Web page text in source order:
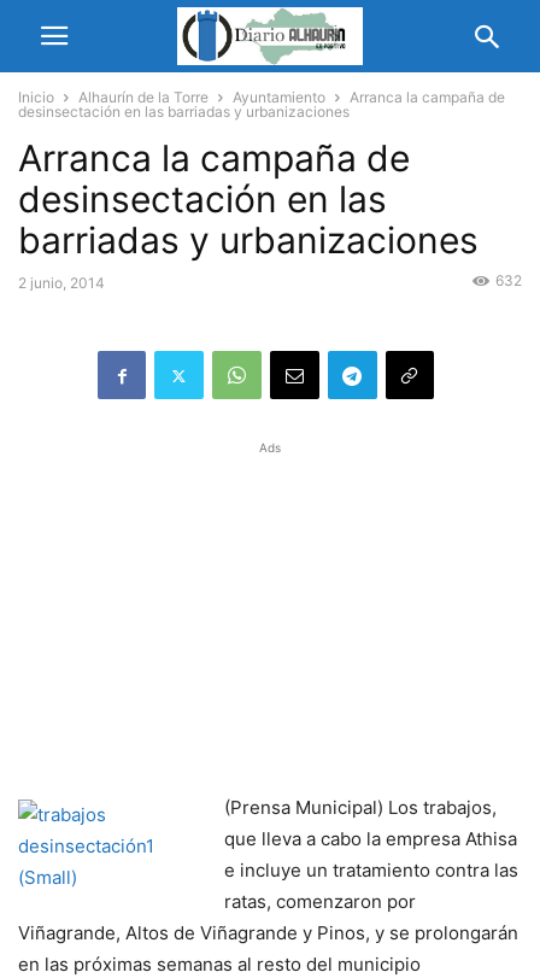
Inicio Alhaurín de la Torre Ayuntamiento
Arranca la campaña de
desinsectación en las barriadas y urbanizaciones
Arranca la campaña de
desinsectación en las
barriadas y urbanizaciones
2 junio, 2014 632
Ads
(Prensa Municipal) Los trabajos,
que lleva a cabo la empresa Athisa
e incluye un tratamiento contra las
ratas, comenzaron por
Viñagrande, Altos de Viñagrande y Pinos, y se prolongarán
en las próximas semanas al resto del municipio